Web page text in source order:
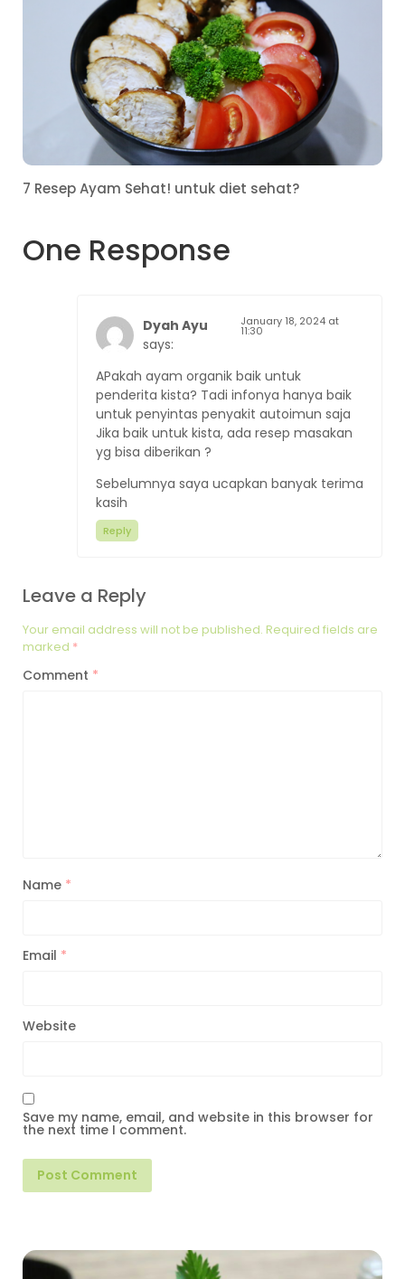
7 Resep Ayam Sehat! untuk diet sehat?
One Response
Dyah Ayu
says:
January 18, 2024 at
11:30
APakah ayam organik baik untuk
penderita kista? Tadi infonya hanya baik
untuk penyintas penyakit autoimun saja
Jika baik untuk kista, ada resep masakan
yg bisa diberikan ?
Sebelumnya saya ucapkan banyak terima
kasih
Reply
Leave a Reply
Your email address will not be published. Required fields are
marked *
Comment *
Name *
Email *
Website
Save my name, email, and website in this browser for
the next time I comment.